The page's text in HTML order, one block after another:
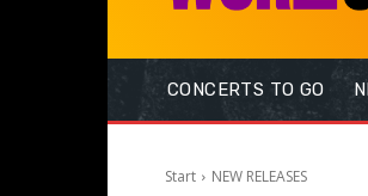
CONCERTS TO GO
Start NEW RELEASES